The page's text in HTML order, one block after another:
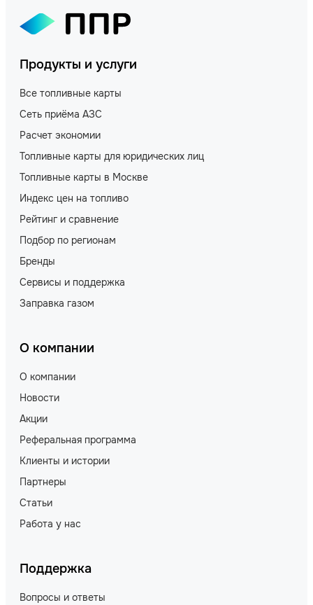
Продукты и услуги
Все топливные карты
Сеть приёма АЗС
Расчет экономии
Топливные карты для юридических лиц
Топливные карты в Москве
Индекс цен на топливо
Рейтинг и сравнение
Подбор по регионам
Бренды
Сервисы и поддержка
Заправка газом
О компании
О компании
Новости
Акции
Реферальная программа
Клиенты и истории
Партнеры
Статьи
Работа у нас
Поддержка
Вопросы и ответы